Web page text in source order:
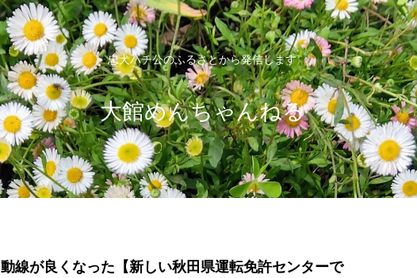
忠犬ハチ公のふるさとから発信します
大館めんちゃんねる
動線が良くなった【新しい秋田県運転免許センターで